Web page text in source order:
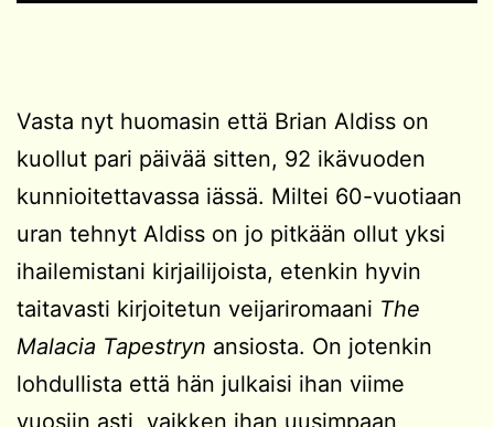
Vasta nyt huomasin että Brian Aldiss on
kuollut pari päivää sitten, 92 ikävuoden
kunnioitettavassa iässä. Miltei 60-vuotiaan
uran tehnyt Aldiss on jo pitkään ollut yksi
ihailemistani kirjailijoista, etenkin hyvin
taitavasti kirjoitetun veijariromaani The
Malacia Tapestryn ansiosta. On jotenkin
lohdullista että hän julkaisi ihan viime
vuosiin asti, vaikken ihan uusimpaan